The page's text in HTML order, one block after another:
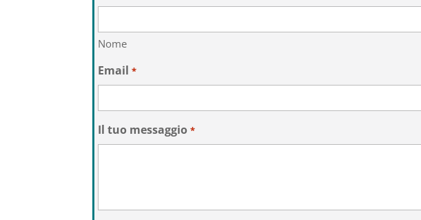
Nome
Email *
Il tuo messaggio *